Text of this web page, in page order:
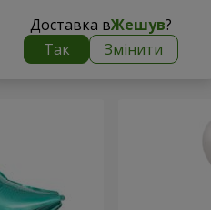
Доставка вЖешув?
Так
Змінити